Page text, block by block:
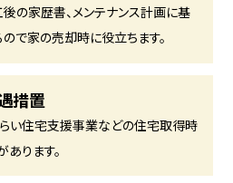
の家歴書、メンテナンス計画に基
で家の売却時に役立ちます。
措置
い住宅支援事業などの住宅取得時
ります。